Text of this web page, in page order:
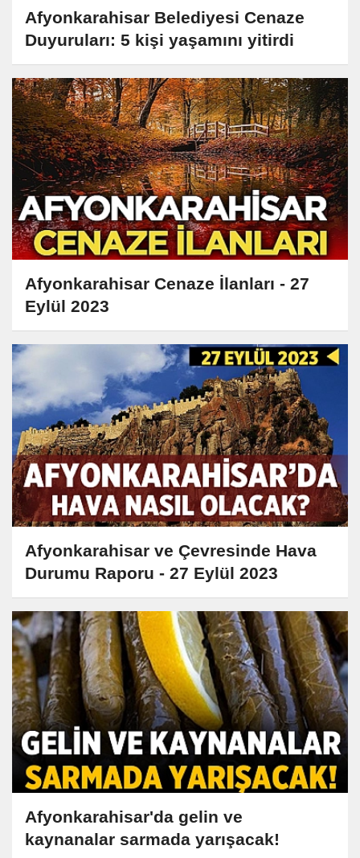
Afyonkarahisar Belediyesi Cenaze
Duyuruları: 5 kişi yaşamını yitirdi
Afyonkarahisar Cenaze İlanları - 27
Eylül 2023
Afyonkarahisar ve Çevresinde Hava
Durumu Raporu - 27 Eylül 2023
Afyonkarahisar'da gelin ve
kaynanalar sarmada yarışacak!